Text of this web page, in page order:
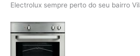
Electrolux sempre perto do seu bairro